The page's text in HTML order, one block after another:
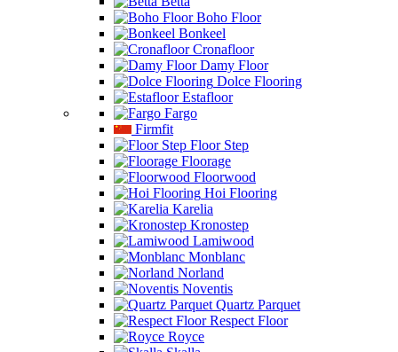
Boho Floor
Bonkeel
Cronafloor
Damy Floor
Dolce Flooring
Estafloor
Fargo
Firmfit
Floor Step
Floorage
Floorwood
Hoi Flooring
Karelia
Kronostep
Lamiwood
Monblanc
Norland
Noventis
Quartz Parquet
Respect Floor
Royce